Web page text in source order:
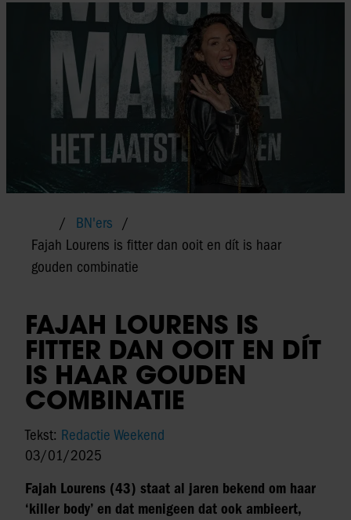
BN'ers
Fajah Lourens is fitter dan ooit en dít is haar
gouden combinatie
FAJAH LOURENS IS
FITTER DAN OOIT EN DÍT
IS HAAR GOUDEN
COMBINATIE
Tekst: Redactie Weekend
03/01/2025
Fajah Lourens (43) staat al jaren bekend om haar
‘killer body’ en dat menigeen dat ook ambieert,